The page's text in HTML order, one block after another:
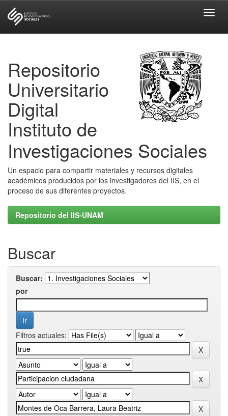
Repositorio
Universitario
Digital
Instituto de
Investigaciones Sociales
Un espacio para compartir materiales y recursos digitales
académicos producidos por los investigadores del IIS, en el
proceso de sus diferentes proyectos.
Repositorio del IIS-UNAM
Buscar
Buscar:
por
Filtros actuales: